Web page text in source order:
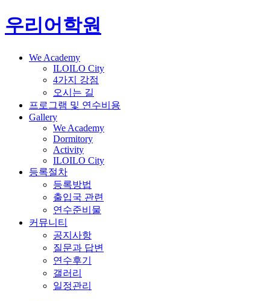
우리어학원
We Academy
ILOILO City
4가지 강점
오시는 길
프로그램 및 연수비용
Gallery
We Academy
Dormitory
Activity
ILOILO City
등록절차
등록방법
출입국 관련
연수준비물
커뮤니티
공지사항
질문과 답변
연수후기
갤러리
일정관리